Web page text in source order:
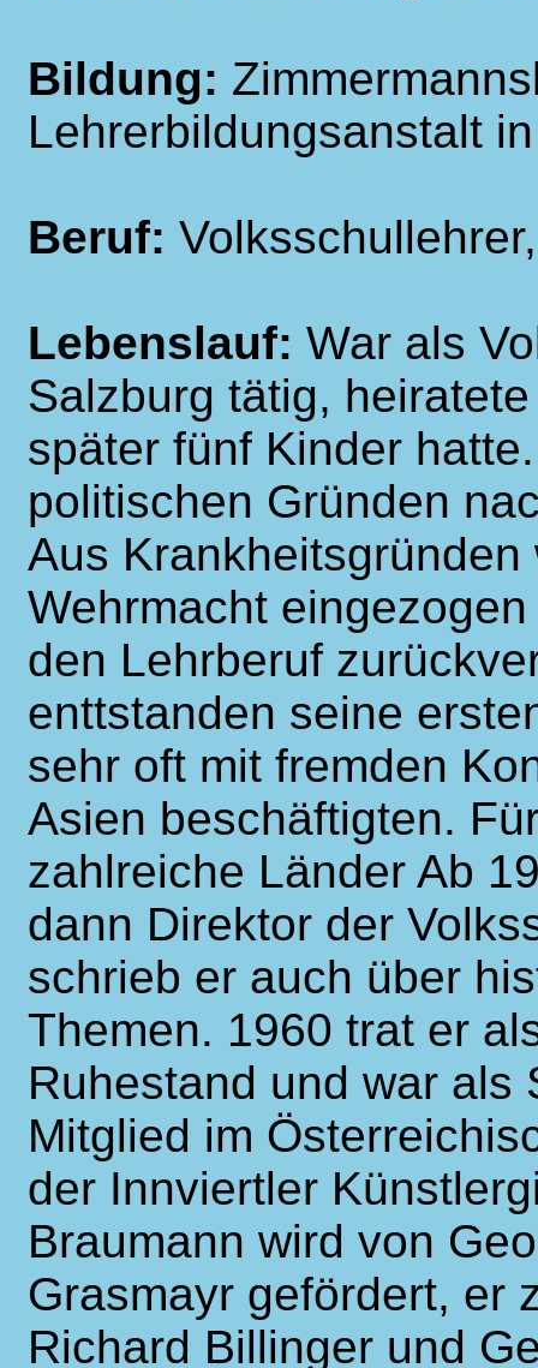
Bildung:
Lehrerbildungsanstalt
Beruf:
Lebenslauf: War als
Salzburg tätig,
später fünf Kinder
politischen Gründen
Aus
Wehrmacht
den Lehrberuf
enttstanden seine
sehr oft mit fremden
Asien beschäftigten.
zahlreiche Länder Ab
dann Direktor der
schrieb er auch über
Themen. 1960 trat er
Ruhestand und war als
Mitglied im
der Innviertler
Braumann wird von
Grasmayr gefördert, er
Richard Billinger und